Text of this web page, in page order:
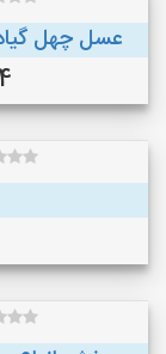
عسل چهل